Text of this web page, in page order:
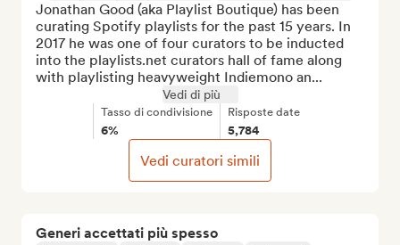
Generi accettati più spesso
Jonathan Good (aka Playlist Boutique) has been
curating Spotify playlists for the past 15 years. In
2017 he was one of four curators to be inducted
into the playlists.net curators hall of fame along
with playlisting heavyweight Indiemono an...
Vedi di più
Tasso di condivisione
6%
Risposte date
5,784
Vedi curatori simili